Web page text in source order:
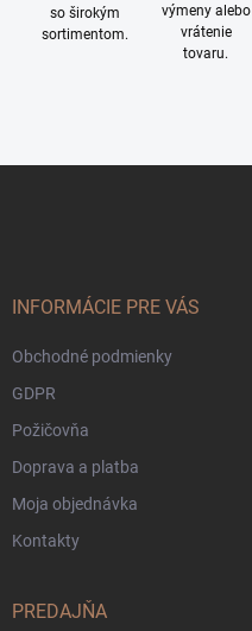
so širokým
sortimentom.
výmeny alebo
vrátenie
tovaru.
INFORMÁCIE PRE VÁS
Obchodné podmienky
GDPR
Požičovňa
Doprava a platba
Moja objednávka
Kontakty
PREDAJŇA